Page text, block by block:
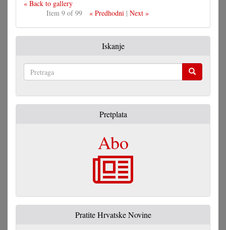
« Back to gallery
Item 9 of 99
« Predhodni| Next »
Iskanje
Pretplata
Abo
Pratite Hrvatske Novine